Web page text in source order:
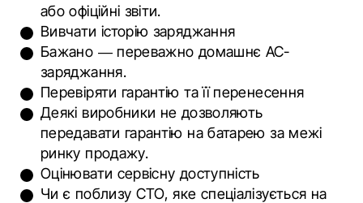
або офіційні звіти.
Вивчати історію заряджання
Бажано — переважно домашнє AC-
заряджання.
Перевіряти гарантію та її перенесення
Деякі виробники не дозволяють
передавати гарантію на батарею за межі
ринку продажу.
Оцінювати сервісну доступність
Чи є поблизу СТО, яке спеціалізується на